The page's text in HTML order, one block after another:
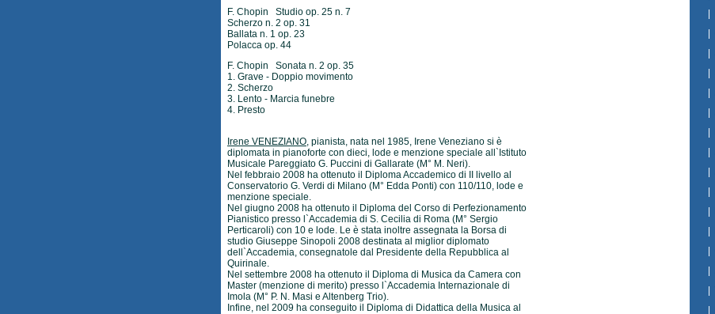
F. Chopin Studio op. 25 n. 7
Scherzo n. 2 op. 31
Ballata n. 1 op. 23
Polacca op. 44
F. Chopin Sonata n. 2 op. 35
1. Grave - Doppio movimento
2. Scherzo
3. Lento - Marcia funebre
4. Presto
Irene VENEZIANO, pianista, nata nel 1985, Irene Veneziano si è
diplomata in pianoforte con dieci, lode e menzione speciale all`Istituto
Musicale Pareggiato G. Puccini di Gallarate (M° M. Neri).
Nel febbraio 2008 ha ottenuto il Diploma Accademico di II livello al
Conservatorio G. Verdi di Milano (M° Edda Ponti) con 110/110, lode e
menzione speciale.
Nel giugno 2008 ha ottenuto il Diploma del Corso di Perfezionamento
Pianistico presso l`Accademia di S. Cecilia di Roma (M° Sergio
Perticaroli) con 10 e lode. Le è stata inoltre assegnata la Borsa di
studio Giuseppe Sinopoli 2008 destinata al miglior diplomato
dell`Accademia, consegnatole dal Presidente della Repubblica al
Quirinale.
Nel settembre 2008 ha ottenuto il Diploma di Musica da Camera con
Master (menzione di merito) presso l`Accademia Internazionale di
Imola (M° P. N. Masi e Altenberg Trio).
Infine, nel 2009 ha conseguito il Diploma di Didattica della Musica al